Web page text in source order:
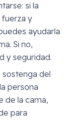
si la
y
ayudarla
Si no,
y seguridad.
sostenga del
persona
de la cama,
para